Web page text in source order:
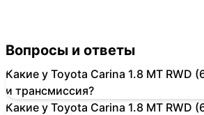
Вопросы и ответы
Какие у Toyota Carina 1.8 MT RWD
и трансмиссия?
Какие у Toyota Carina 1.8 MT RWD